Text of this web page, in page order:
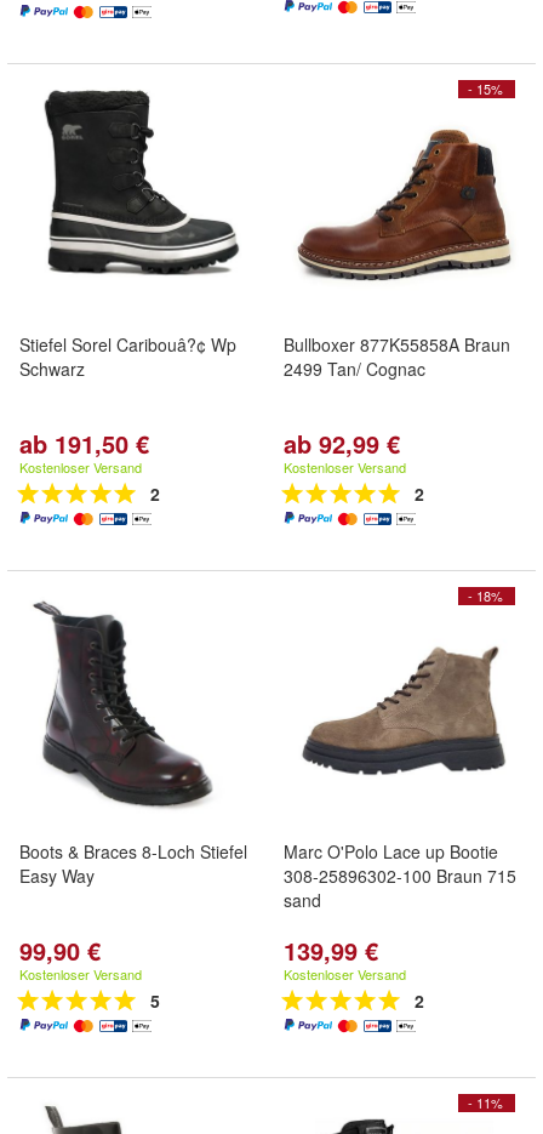
Stiefel Sorel Caribouâ?¢ Wp
Schwarz
ab 191,50 €
Kostenloser Versand
2
- 15%
Bullboxer 877K55858A Braun
2499 Tan/ Cognac
ab 92,99 €
Kostenloser Versand
2
Boots & Braces 8-Loch Stiefel
Easy Way
99,90 €
Kostenloser Versand
5
- 18%
Marc O'Polo Lace up Bootie
308-25896302-100 Braun 715
sand
139,99 €
Kostenloser Versand
2
- 11%